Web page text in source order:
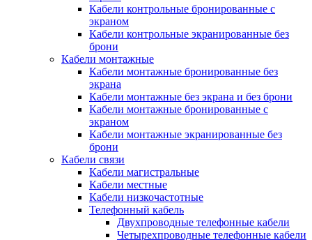
Кабели контрольные бронированные с
экраном
Кабели контрольные экранированные без
брони
Кабели монтажные
Кабели монтажные бронированные без
экрана
Кабели монтажные без экрана и без брони
Кабели монтажные бронированные с
экраном
Кабели монтажные экранированные без
брони
Кабели связи
Кабели магистральные
Кабели местные
Кабели низкочастотные
Телефонный кабель
Двухпроводные телефонные кабели
Четырехпроводные телефонные кабели